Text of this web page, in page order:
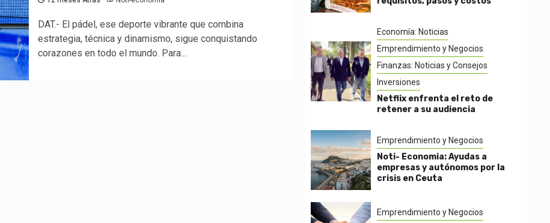
DAT.- El pádel, ese deporte vibrante que combina
estrategia, técnica y dinamismo, sigue conquistando
corazones en todo el mundo. Para...
Economía: Noticias
Emprendimiento y Negocios
Finanzas: Noticias y Consejos
Inversiones
Netflix enfrenta el reto de
retener a su audiencia
Emprendimiento y Negocios
Noti- Economia: Ayudas a
empresas y autónomos por la
crisis en Ceuta
Emprendimiento y Negocios